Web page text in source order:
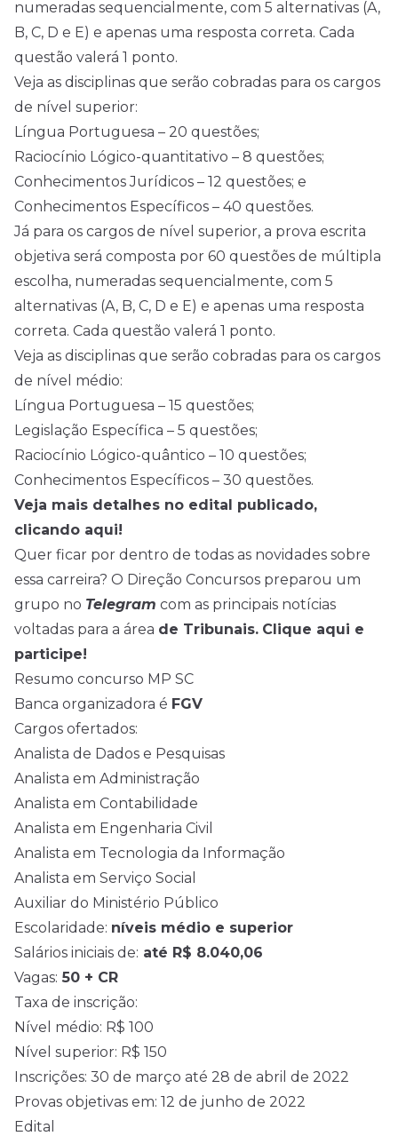
numeradas sequencialmente, com 5 alternativas (A,
B, C, D e E) e apenas uma resposta correta. Cada
questão valerá 1 ponto.
Veja as disciplinas que serão cobradas para os cargos
de nível superior:
Língua Portuguesa – 20 questões;
Raciocínio Lógico-quantitativo – 8 questões;
Conhecimentos Jurídicos – 12 questões; e
Conhecimentos Específicos – 40 questões.
Já para os cargos de nível superior, a prova escrita
objetiva será composta por 60 questões de múltipla
escolha, numeradas sequencialmente, com 5
alternativas (A, B, C, D e E) e apenas uma resposta
correta. Cada questão valerá 1 ponto.
Veja as disciplinas que serão cobradas para os cargos
de nível médio:
Língua Portuguesa – 15 questões;
Legislação Específica – 5 questões;
Raciocínio Lógico-quântico – 10 questões;
Conhecimentos Específicos – 30 questões.
Veja mais detalhes no edital publicado,
clicando aqui!
Quer ficar por dentro de todas as novidades sobre
essa carreira? O Direção Concursos preparou um
grupo no Telegram com as principais notícias
voltadas para a área de Tribunais. Clique aqui e
participe!
Resumo concurso MP SC
Banca organizadora é FGV
Cargos ofertados:
Analista de Dados e Pesquisas
Analista em Administração
Analista em Contabilidade
Analista em Engenharia Civil
Analista em Tecnologia da Informação
Analista em Serviço Social
Auxiliar do Ministério Público
Escolaridade: níveis médio e superior
Salários iniciais de: até R$ 8.040,06
Vagas: 50 + CR
Taxa de inscrição:
Nível médio: R$ 100
Nível superior: R$ 150
Inscrições: 30 de março até 28 de abril de 2022
Provas objetivas em: 12 de junho de 2022
Edital